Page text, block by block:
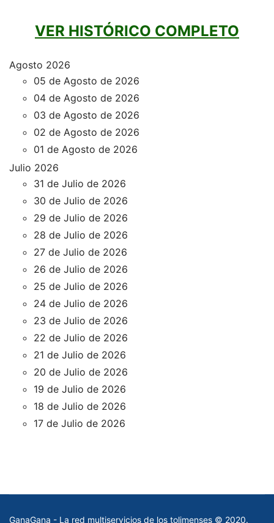
VER HISTÓRICO COMPLETO
Agosto 2026
05 de Agosto de 2026
04 de Agosto de 2026
03 de Agosto de 2026
02 de Agosto de 2026
01 de Agosto de 2026
Julio 2026
31 de Julio de 2026
30 de Julio de 2026
29 de Julio de 2026
28 de Julio de 2026
27 de Julio de 2026
26 de Julio de 2026
25 de Julio de 2026
24 de Julio de 2026
23 de Julio de 2026
22 de Julio de 2026
21 de Julio de 2026
20 de Julio de 2026
19 de Julio de 2026
18 de Julio de 2026
17 de Julio de 2026
GanaGana - La red multiservicios de los tolimenses © 2020.